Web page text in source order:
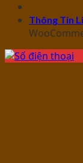
Thông Tin